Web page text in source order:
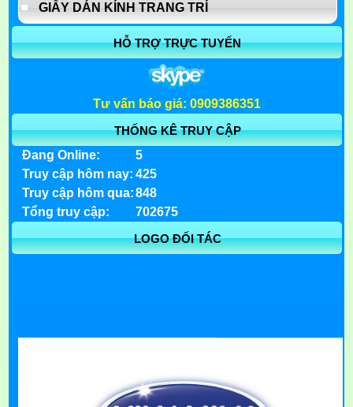
GIẤY DÁN KÍNH TRANG TRÍ
HỖ TRỢ TRỰC TUYẾN
Tư vấn báo giá: 0909386351
THỐNG KÊ TRUY CẬP
Đang Online:
5
Truy cập hôm nay: 425
Truy cập hôm qua: 848
Tổng truy cập:
702675
LOGO ĐỐI TÁC